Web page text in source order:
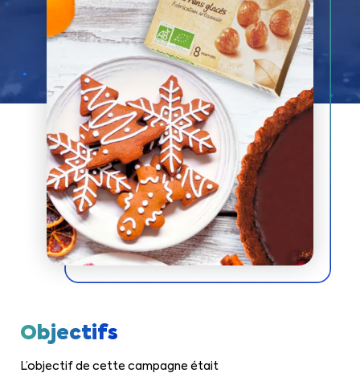
Objectifs
L’objectif de cette campagne était